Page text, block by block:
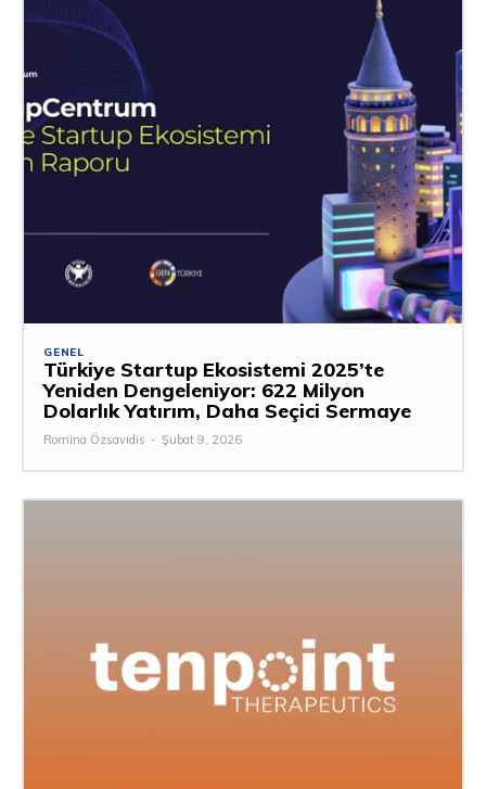
GENEL
Türkiye Startup Ekosistemi 2025’te
Yeniden Dengeleniyor: 622 Milyon
Dolarlık Yatırım, Daha Seçici Sermaye
Romina Özsavidis - Şubat 9, 2026